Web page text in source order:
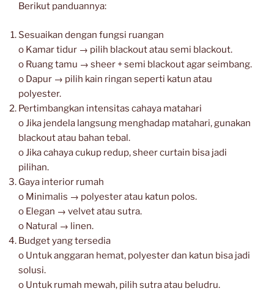
Berikut panduannya:
Sesuaikan dengan fungsi ruangan
o Kamar tidur → pilih blackout atau semi blackout.
o Ruang tamu → sheer + semi blackout agar seimbang.
o Dapur → pilih kain ringan seperti katun atau
polyester.
Pertimbangkan intensitas cahaya matahari
o Jika jendela langsung menghadap matahari, gunakan
blackout atau bahan tebal.
o Jika cahaya cukup redup, sheer curtain bisa jadi
pilihan.
Gaya interior rumah
o Minimalis → polyester atau katun polos.
o Elegan → velvet atau sutra.
o Natural → linen.
Budget yang tersedia
o Untuk anggaran hemat, polyester dan katun bisa jadi
solusi.
o Untuk rumah mewah, pilih sutra atau beludru.